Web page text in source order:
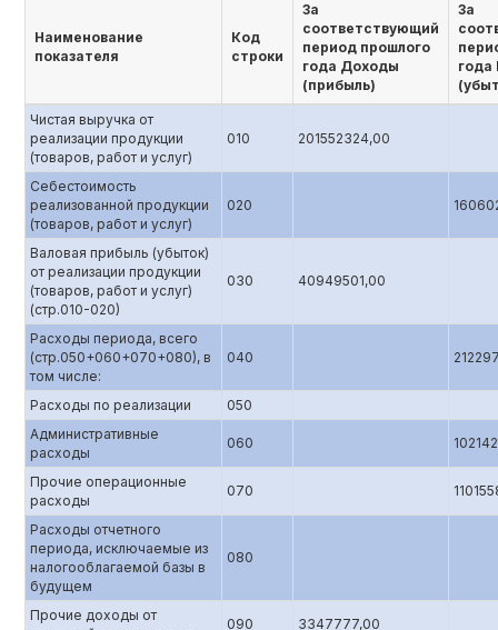
Наименование
показателя
Код
строки
За
соответствующий
период прошлого
года Доходы
(прибыль)
За
года
Чистая выручка от
реализации продукции
(товаров, работ и услуг)
010 201552324,00
Себестоимость
реализованной продукции
(товаров, работ и услуг)
020
Валовая прибыль (убыток)
от реализации продукции
(товаров, работ и услуг)
(стр.010-020)
030 40949501,00
Расходы периода, всего
(стр.050+060+070+080), в
том числе:
040
Расходы по реализации
050
Административные
расходы
060
Прочие операционные
расходы
070
Расходы отчетного
периода, исключаемые из
налогооблагаемой базы в
будущем
080
Прочие доходы от
090 3347777,00